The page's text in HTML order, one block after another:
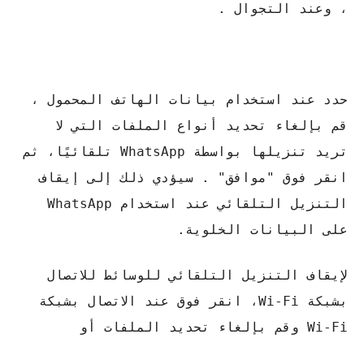
، وعند التجوال .
حدد عند استخدام بيانات الهاتف المحمول ،
قم بإلغاء تحديد أنواع الملفات التي لا
تريد تنزيلها بواسطة WhatsApp تلقائيًا، ثم
انقر فوق "موافق" . سيؤدي ذلك إلى إيقاف
التنزيل التلقائي عند استخدام WhatsApp
على البيانات الخلوية.
لإيقاف التنزيل التلقائي للوسائط للاتصال
بشبكة Wi-Fi، انقر فوق عند الاتصال بشبكة
Wi-Fi وقم بإلغاء تحديد الملفات أو